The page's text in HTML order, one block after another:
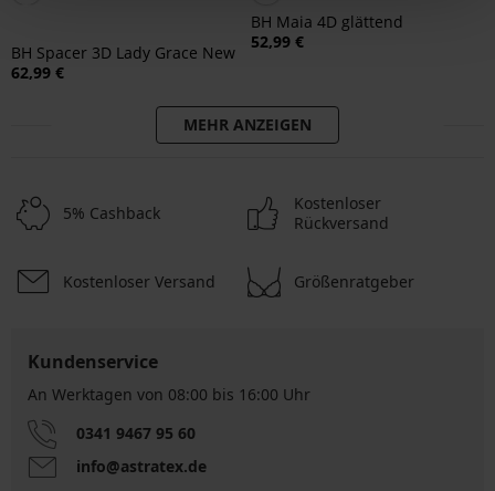
BH Spacer 3D Lady Grace New
62,99 €
BH Maia 4D glättend
52,99 €
MEHR ANZEIGEN
5% Cashback
Kostenloser
Rückversand
Kostenloser Versand Größenratgeber
Kundenservice
An Werktagen von 08:00 bis 16:00 Uhr
0341 9467 95 60
info@astratex.de